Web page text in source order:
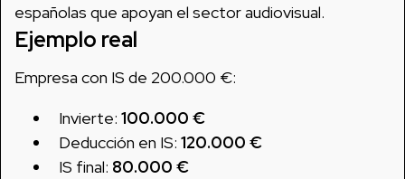
españolas que apoyan el sector audiovisual.
Ejemplo real
Empresa con IS de 200.000 €:
Invierte: 100.000 €
Deducción en IS: 120.000 €
IS final: 80.000 €